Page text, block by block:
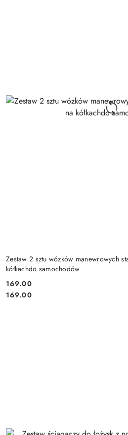
Zestaw 2 sztu wózków manewrowych
kółkachdo samochodów
Cena:
169.00
Cena:
169.00